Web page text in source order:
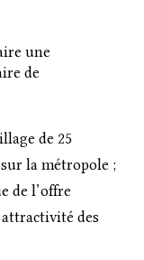
une
de
de 25
la métropole ;
de l’offre
des